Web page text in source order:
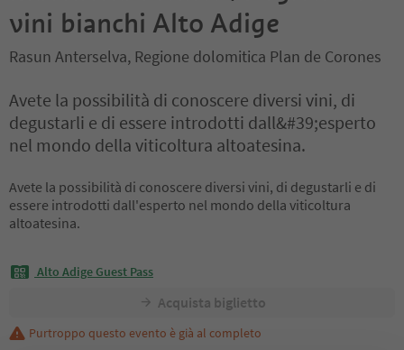
vini bianchi Alto Adige
Rasun Anterselva, Regione dolomitica Plan de Corones
Avete la possibilità di conoscere diversi vini, di
degustarli e di essere introdotti dall&#39;esperto
nel mondo della viticoltura altoatesina.
Avete la possibilità di conoscere diversi vini, di degustarli e di
essere introdotti dall'esperto nel mondo della viticoltura
altoatesina.
Alto Adige Guest Pass
Acquista biglietto
Purtroppo questo evento è già al completo